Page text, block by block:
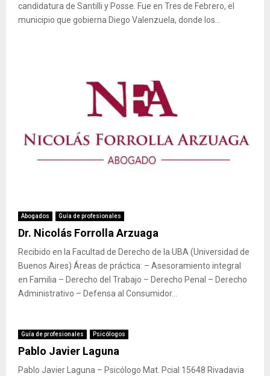
candidatura de Santilli y Posse. Fue en Tres de Febrero, el
municipio que gobierna Diego Valenzuela, donde los...
Abogados Guía de profesionales
Dr. Nicolás Forrolla Arzuaga
Recibido en la Facultad de Derecho de la UBA (Universidad de
Buenos Aires) Áreas de práctica: – Asesoramiento integral
en Familia – Derecho del Trabajo – Derecho Penal – Derecho
Administrativo – Defensa al Consumidor...
Guía de profesionales Psicólogos
Pablo Javier Laguna
Pablo Javier Laguna – Psicólogo Mat. Pcial 15648 Rivadavia